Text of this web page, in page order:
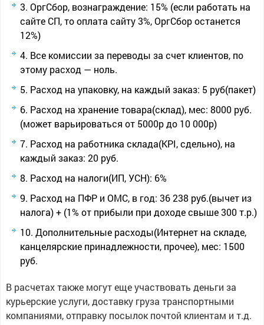
ОргСбор, вознаграждение: 15% (если работать на
сайте СП, то оплата сайту 3%, ОргСбор останется
12%)
Все комиссии за переводы за счет клиентов, по
этому расход — ноль.
Расход на упаковку, на каждый заказ: 5 руб(пакет)
Расход на хранение товара(склад), мес: 8000 руб.
(может варьироваться от 5000р до 10 000р)
Расход на работника склада(KPI, сдельно), на
каждый заказ: 20 руб.
Расход на налоги(ИП, УСН): 6%
Расход на ПФР и ОМС, в год: 36 238 руб.(вычет из
налога) + (1% от прибыли при доходе свыше 300 т.р.)
Дополнительные расходы(Интернет на складе,
канцелярские принадлежности, прочее), мес: 1500
руб.
В расчетах также могут еще участвовать деньги за
курьерские услуги, доставку груза транспортными
компаниями, отправку посылок почтой клиентам и т.д.